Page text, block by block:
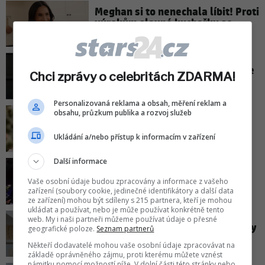
Meghan si to nenechala líbit! Proti
výrokům slavné kuchařky se
rázně ohradila!
Ariana Grande vysvětlila, proč se
rozhodla pozastavit kariéru!
Vzácný moment: Jeden z členů
médiím rozhovor!
dozvíme jméno nového Jamese
Bonda!
Meghan definitivně zničila vztahy
s královnou Kamilou!
Chci zprávy o celebritách ZDARMA!
Personalizovaná reklama a obsah, měření reklam a
obsahu, průzkum publika a rozvoj služeb
Ukládání a/nebo přístup k informacím v zařízení
Další informace
Vaše osobní údaje budou zpracovány a informace z vašeho
zařízení (soubory cookie, jedinečné identifikátory a další data
ze zařízení) mohou být sdíleny s 215 partnera, kteří je mohou
ukládat a používat, nebo je může používat konkrétně tento
web. My i naši partneři můžeme používat údaje o přesné
geografické poloze. Seznam partnerů
Někteří dodavatelé mohou vaše osobní údaje zpracovávat na
základě oprávněného zájmu, proti kterému můžete vznést